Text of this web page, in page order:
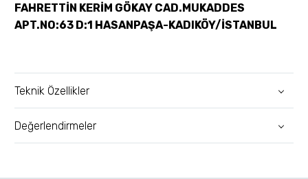
FAHRETTİN KERİM GÖKAY CAD.MUKADDES
APT.NO:63 D:1 HASANPAŞA-KADIKÖY/İSTANBUL
Teknik Özellikler
Değerlendirmeler